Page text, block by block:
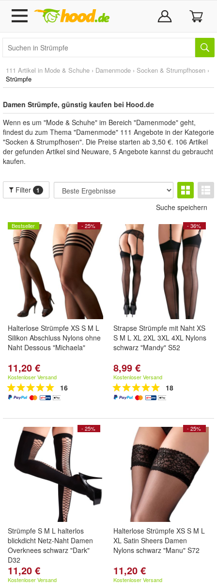
111 Artikel in Mode & Schuhe › Damenmode › Socken & Strumpfhosen ›
Strümpfe
Damen Strümpfe, günstig kaufen bei Hood.de
Wenn es um "Mode & Schuhe" im Bereich "Damenmode" geht,
findest du zum Thema "Damenmode" 111 Angebote in der Kategorie
"Socken & Strumpfhosen". Die Preise starten ab 3,50 €. 106 Artikel
der gefunden Artikel sind Neuware, 5 Angebote kannst du gebraucht
kaufen.
Filter 1
Suche speichern
- 25%
Bestseller
Halterlose Strümpfe XS S M L
Silikon Abschluss Nylons ohne
Naht Dessous "Michaela"
11,20 €
Kostenloser Versand
16
- 36%
Strapse Strümpfe mit Naht XS
S M L XL 2XL 3XL 4XL Nylons
schwarz "Mandy" S52
8,99 €
Kostenloser Versand
18
- 25%
Strümpfe S M L halterlos
blickdicht Netz-Naht Damen
Overknees schwarz "Dark"
D32
11,20 €
Kostenloser Versand
- 25%
Halterlose Strümpfe XS S M L
XL Satin Sheers Damen
Nylons schwarz "Manu" S72
11,20 €
Kostenloser Versand